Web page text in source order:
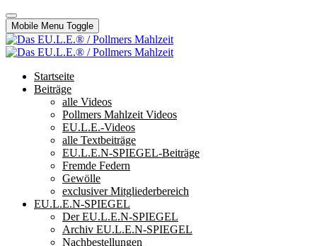
Mobile Menu Toggle
Startseite
Beiträge
alle Videos
Pollmers Mahlzeit Videos
EU.L.E.-Videos
alle Textbeiträge
EU.L.E.N-SPIEGEL-Beiträge
Fremde Federn
Gewölle
exclusiver Mitgliederbereich
EU.L.E.N-SPIEGEL
Der EU.L.E.N-SPIEGEL
Archiv EU.L.E.N-SPIEGEL
Nachbestellungen